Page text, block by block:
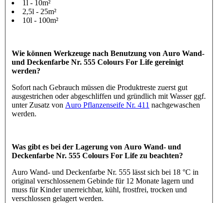
1l - 10m²
2,5l - 25m²
10l - 100m²
Wie können Werkzeuge nach Benutzung von Auro Wand-
und Deckenfarbe Nr. 555 Colours For Life gereinigt
werden?
Sofort nach Gebrauch müssen die Produktreste zuerst gut
ausgestrichen oder abgeschliffen und gründlich mit Wasser ggf.
unter Zusatz von Auro Pflanzenseife Nr. 411 nachgewaschen
werden.
Was gibt es bei der Lagerung von Auro Wand- und
Deckenfarbe Nr. 555 Colours For Life zu beachten?
Auro Wand- und Deckenfarbe Nr. 555 lässt sich bei 18 °C in
original verschlossenem Gebinde für 12 Monate lagern und
muss für Kinder unerreichbar, kühl, frostfrei, trocken und
verschlossen gelagert werden.